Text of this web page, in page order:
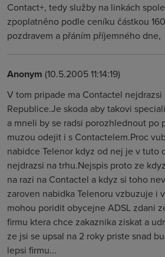
Contact+, tedy služby na linkách
zpoplatněno podle ceníku částkou
pozdravem a přáním příjemného dne,
Anonym (10.5.2005 11:14:19)
V tom pripade ma Contactel
Republice.Je skoda aby takovi
a mneli by se radsi porozhlednout po
muzou odejit i s Contactelem.Proc
nabidce Telenor kdyz od nej je v tuto
nejdrazsi na trhu.Nejspis proto ze
na razi na Contactel a kdyz si toho
zaroven nabidka Telenoru vzbuzuje i
mohou poridit obycejne ADSL zdani
firmu ktera chce zakaznika ziskat a
ze jsi se upsal na 2 roky priste snad
lepsi firmu...